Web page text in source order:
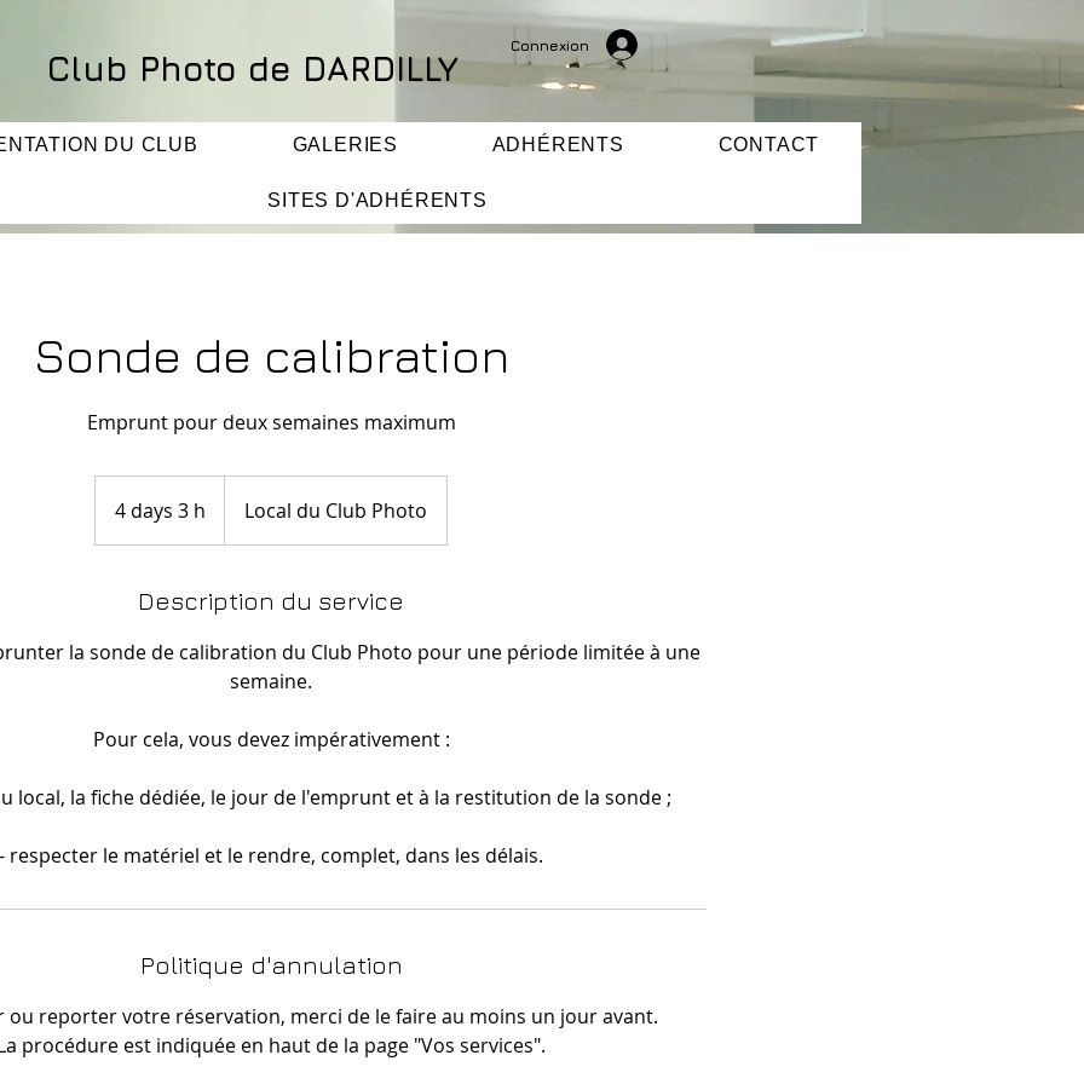
Club Photo de DARDILLY
Connexion
DU CLUB GALERIES ADHÉRENTS CONTACT
SITES D'ADHÉRENTS
Sonde de calibration
Emprunt pour deux semaines maximum
4 days 3 h
d
y
3
Local du Club Photo
Description du service
la sonde de calibration du Club Photo pour une période limitée à une
semaine.
Pour cela, vous devez impérativement :
local, la fiche dédiée, le jour de l'emprunt et à la restitution de la sonde ;
- respecter le matériel et le rendre, complet, dans les délais.
Politique d'annulation
ou reporter votre réservation, merci de le faire au moins un jour avant.
procédure est indiquée en haut de la page "Vos services".